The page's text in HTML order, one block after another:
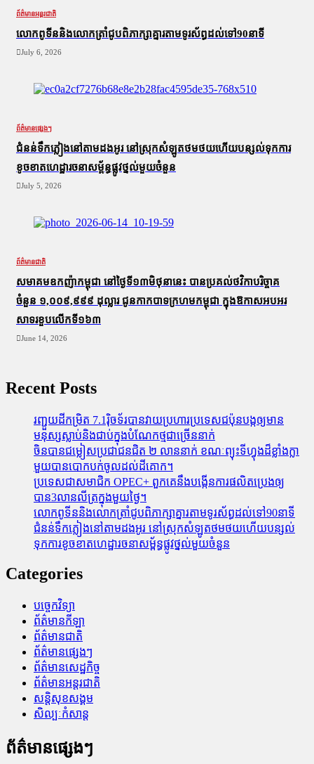
ព័ត៌មានអន្តរជាតិ
លោកពូទីននិងលោកត្រាំជូបពិភាក្សាគ្នារតាមទូរស័ព្ធដល់ទៅ90នាទី
July 6, 2026
ព័ត៌មានផ្សេងៗ
ជំនន់​ទឹកភ្លៀង​នៅ​តាម​ដងអូរ​ នៅ​ស្រុក​សំឡូត​ថមថយ​ហើយ​បន្សល់​ទុក​ការ​
ខូចខាត​ហេដ្ឋារចនាសម្ព័ន្ធ​ផ្លូវថ្នល់​មួយ​ចំនួន
July 5, 2026
ព័ត៌មានជាតិ
សមាគមឧកញ៉ាកម្ពុជា នៅថ្ងៃទី១៣មិថុនានេះ បានប្រគល់ថវិកាបរិច្ចាគ
ចំនួន ១,០០៩,៩៩៩ ដុល្លារ ជូនកាកបាទក្រហមកម្ពុជា ក្នុងឱកាសអបអរ
សាទរខួបលើកទី១៦៣
June 14, 2026
Recent Posts
រញ្ជួយដីកម្រិត​ 7.1រ៉ិចទ័របានវាយប្រហារប្រទេសជប៉ុនបង្កឲ្យមាន
មនុស្សស្លាប់​និង​ជាប់ក្នុងបំណែកថ្មជាច្រើននាក់
ចិនបានជម្លៀសប្រជាជនជិត ២ លាននាក់ ខណៈព្យុះទីហ្វុងដ៏ខ្លាំងក្លា
មួយបានបោកបក់ចូលដល់ដីគោក។
ប្រទេសជាសមាជិក OPEC+​ ពួកគេនឹងបង្កើនការផលិតប្រេងឲ្យ
បាន3លានលីត្រក្នុងមួយថ្ងៃ។
លោកពូទីននិងលោកត្រាំជូបពិភាក្សាគ្នារតាមទូរស័ព្ធដល់ទៅ90នាទី
ជំនន់​ទឹកភ្លៀង​នៅ​តាម​ដងអូរ​ នៅ​ស្រុក​សំឡូត​ថមថយ​ហើយ​បន្សល់​
ទុក​ការ​ខូចខាត​ហេដ្ឋារចនាសម្ព័ន្ធ​ផ្លូវថ្នល់​មួយ​ចំនួន
Categories
បច្ចេកវិទ្យា
ព័ត៌មានកីឡា
ព័ត៌មានជាតិ
ព័ត៌មានផ្សេងៗ
ព័ត៌មានសេដ្ឋកិច្ច
ព័ត៌មានអន្តរជាតិ
សន្តិសុខសង្គម
សិល្បៈកំសាន្ត
ព័ត៌មានផ្សេងៗ